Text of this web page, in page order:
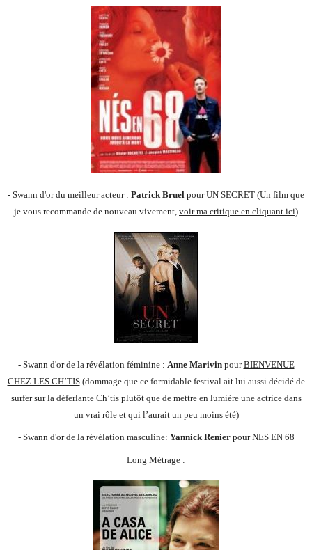
- Swann d'or du meilleur acteur : Patrick Bruel pour UN SECRET (Un film que
je vous recommande de nouveau vivement, voir ma critique en cliquant ici)
- Swann d'or de la révélation féminine : Anne MarivinpourBIENVENUE
CHEZ LES CH’TIS(dommage que ce formidable festival ait lui aussi décidé de
surfer sur la déferlante Ch’tis plutôt que de mettre en lumière une actrice dans
un vrai rôle et qui l’aurait un peu moins été)
- Swann d'or de la révélation masculine: Yannick Renierpour NES EN 68
Long Métrage :